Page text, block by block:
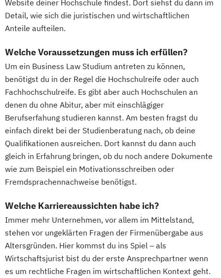
Website deiner Hochschule findest. Dort siehst du dann im
Detail, wie sich die juristischen und wirtschaftlichen
Anteile aufteilen.
Welche Voraussetzungen muss ich erfüllen?
Um ein Business Law Studium antreten zu können,
benötigst du in der Regel die Hochschulreife oder auch
Fachhochschulreife. Es gibt aber auch Hochschulen an
denen du ohne Abitur, aber mit einschlägiger
Berufserfahung studieren kannst. Am besten fragst du
einfach direkt bei der Studienberatung nach, ob deine
Qualifikationen ausreichen. Dort kannst du dann auch
gleich in Erfahrung bringen, ob du noch andere Dokumente
wie zum Beispiel ein Motivationsschreiben oder
Fremdsprachennachweise benötigst.
Welche Karriereaussichten habe ich?
Immer mehr Unternehmen, vor allem im Mittelstand,
stehen vor ungeklärten Fragen der Firmenübergabe aus
Altersgründen. Hier kommst du ins Spiel – als
Wirtschaftsjurist bist du der erste Ansprechpartner wenn
es um rechtliche Fragen im wirtschaftlichen Kontext geht.